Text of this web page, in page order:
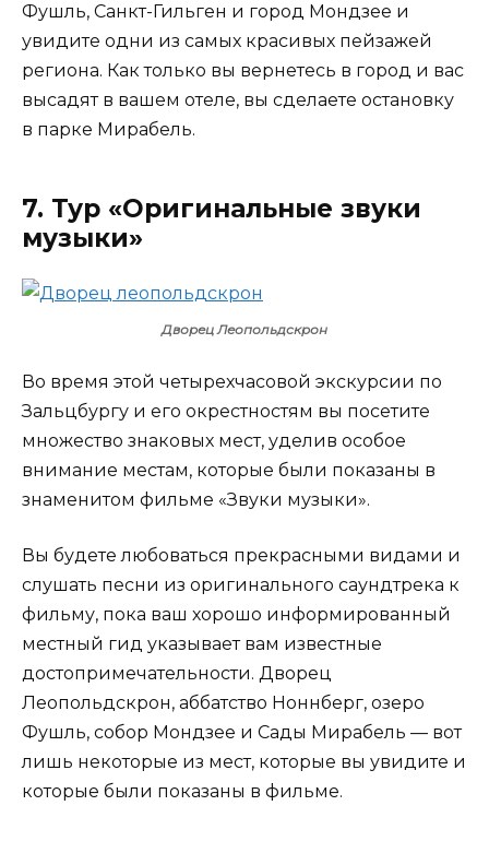
Фушль, Санкт-Гильген и город Мондзее и
увидите одни из самых красивых пейзажей
региона. Как только вы вернетесь в город и вас
высадят в вашем отеле, вы сделаете остановку
в парке Мирабель.
7. Тур «Оригинальные звуки
музыки»
Дворец Леопольдскрон
Во время этой четырехчасовой экскурсии по
Зальцбургу и его окрестностям вы посетите
множество знаковых мест, уделив особое
внимание местам, которые были показаны в
знаменитом фильме «Звуки музыки».
Вы будете любоваться прекрасными видами и
слушать песни из оригинального саундтрека к
фильму, пока ваш хорошо информированный
местный гид указывает вам известные
достопримечательности. Дворец
Леопольдскрон, аббатство Ноннберг, озеро
Фушль, собор Мондзее и Сады Мирабель — вот
лишь некоторые из мест, которые вы увидите и
которые были показаны в фильме.